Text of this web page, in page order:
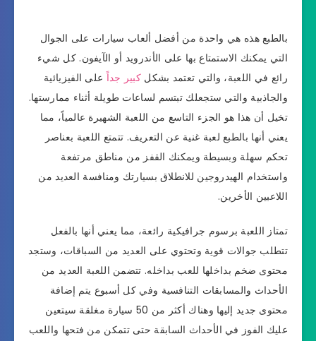
بالطبع هذه هي واحدة من أفضل ألعاب سيارات على الجوال
التي يمكنك الاستمتاع بها على الأندرويد أو الآيفون. كل شيء
رائع في اللعبة، والتي تعتمد بشكل كبير جداً على الفيزيائية
والجاذبية والتي ستجعلك تبتسم لساعات طويلة أثناء ممارستها.
تخيل أن هذا هو الجزء التاسع من اللعبة الشهيرة عالمياً، مما
يعني أنها بالطبع لعبة غنية عن التعريف. تتمتع اللعبة بعناصر
تحكم سهلة وبسيطة ويمكنك القفز من مناطق مرتفعة
واستخدام الهيدروجين للانطلاق بسيارتك ومنافسة العديد من
اللاعبين الأخرين.
تمتاز اللعبة برسوم جرافيكية رائعة، مما يعني أنها بالفعل
تتطلب جوالات قوية وتحتوي على العديد من السباقات، وستجد
محتوى ضخم بداخلها للعب بداخله. تتضمن اللعبة العديد من
الأحداث والمسابقات التنافسية وفي كل أسبوع يتم إضافة
محتوى جديد إليها وهناك أكثر من 50 سيارة مغلقة سيتعين
عليك الفوز في الأحداث السابقة حتى تتمكن من فتحها واللعب